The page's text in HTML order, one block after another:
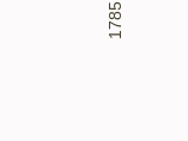
1785